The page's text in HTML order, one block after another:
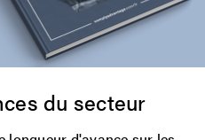
du secteur